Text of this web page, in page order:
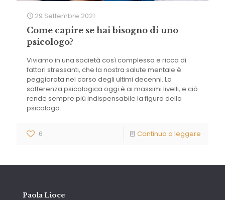
29 Settembre 2021
Come capire se hai bisogno di uno
psicologo?
Viviamo in una società così complessa e ricca di
fattori stressanti, che la nostra salute mentale è
peggiorata nel corso degli ultimi decenni. La
sofferenza psicologica oggi è ai massimi livelli, e ciò
rende sempre più indispensabile la figura dello
psicologo.
6 Continua a leggere
Paola Lioce